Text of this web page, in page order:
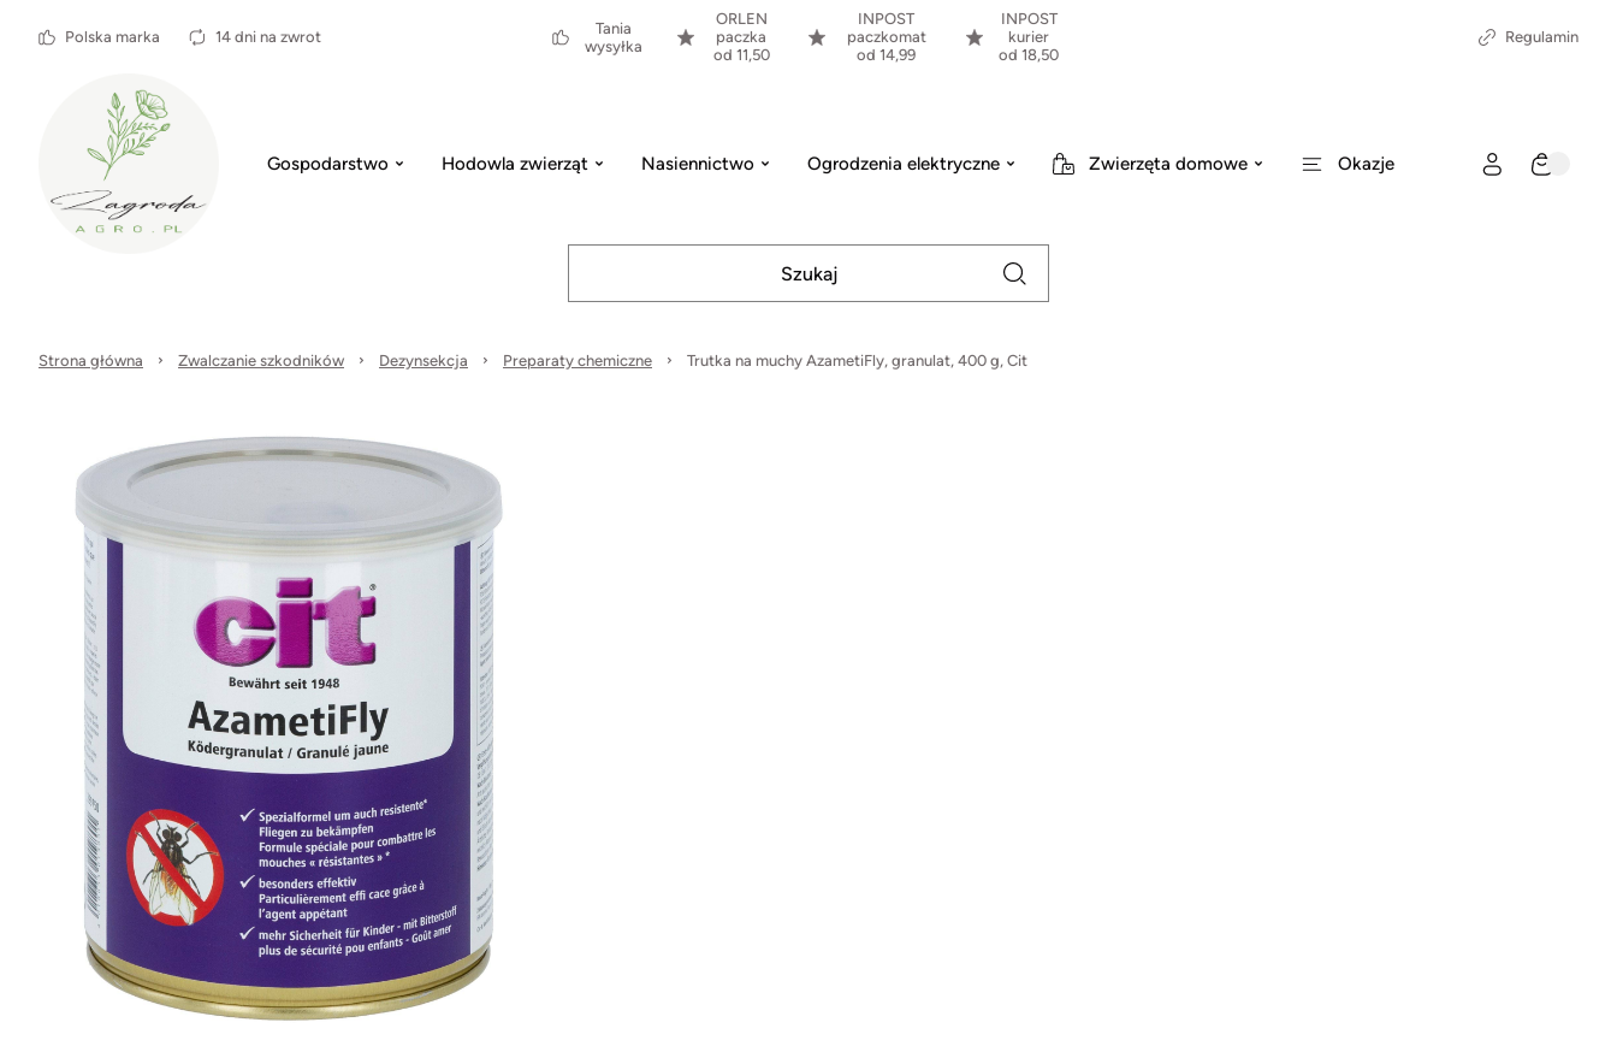
Polska marka 14 dni na zwrot
Tania
wysyłka
ORLEN
paczka
od 11,50
INPOST
paczkomat
od 14,99
INPOST
kurier
od 18,50
Regulamin
Gospodarstwo Hodowla zwierząt Nasiennictwo Ogrodzenia elektryczne Zwierzęta domowe Okazje
Strona główna Zwalczanie szkodników Dezynsekcja Preparaty chemiczne Trutka na muchy AzametiFly, granulat, 400 g, Cit